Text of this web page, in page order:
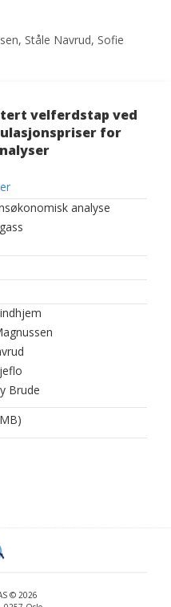
Ståle Navrud, Sofie
velferdstap ved
for
analyse
Brude
© 2026